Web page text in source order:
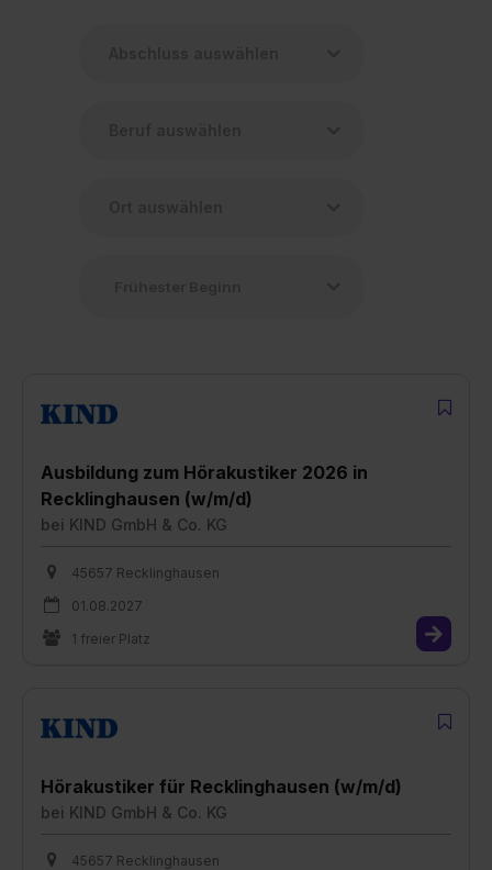
Ausbildung zum Hörakustiker 2026 in
Recklinghausen (w/m/d)
bei KIND GmbH & Co. KG
45657 Recklinghausen
01.08.2027
1 freier Platz
Hörakustiker für Recklinghausen (w/m/d)
bei KIND GmbH & Co. KG
45657 Recklinghausen